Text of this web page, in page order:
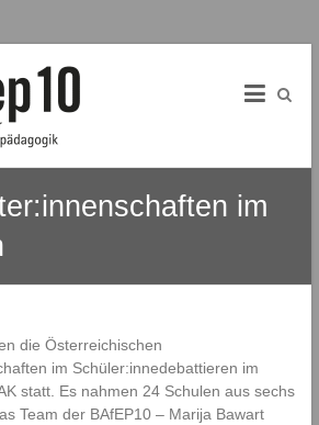
im
die Österreichischen
im Schüler:innedebattieren im
statt. Es nahmen 24 Schulen aus sechs
Team der BAfEP10 – Marija Bawart